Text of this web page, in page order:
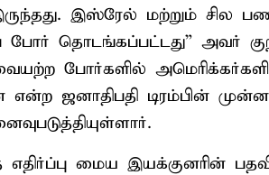
இஸ்ரேல் மற்றும் சில
தொடங்கப்பட்டது” அவர்
போர்களில்
ஜனாதிபதி டிரம்பின்
மைய இயக்குனரின்